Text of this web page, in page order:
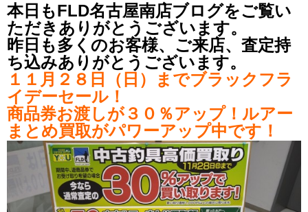
本日もFLD名古屋南店ブログをご覧い
ただきありがとうございます。
昨日も多くのお客様、ご来店、査定持
ち込みありがとうございます。
１１月２８日（日）までブラックフラ
イデーセール！
商品券お渡しが３０％アップ！ルアー
まとめ買取がパワーアップ中です！